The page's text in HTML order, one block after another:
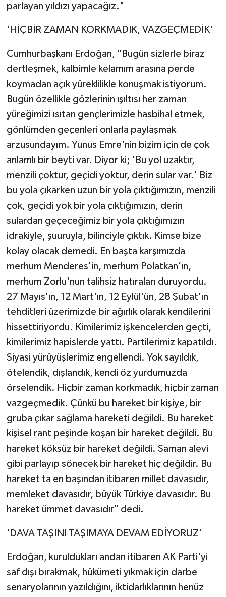
parlayan yıldızı yapacağız."
'HİÇBİR ZAMAN KORKMADIK, VAZGEÇMEDİK'
Cumhurbaşkanı Erdoğan, "Bugün sizlerle biraz
dertleşmek, kalbimle kelamım arasına perde
koymadan açık yüreklilikle konuşmak istiyorum.
Bugün özellikle gözlerinin ışıltısı her zaman
yüreğimizi ısıtan gençlerimizle hasbihal etmek,
gönlümden geçenleri onlarla paylaşmak
arzusundayım. Yunus Emre'nin bizim için de çok
anlamlı bir beyti var. Diyor ki; 'Bu yol uzaktır,
menzili çoktur, geçidi yoktur, derin sular var.' Biz
bu yola çıkarken uzun bir yola çıktığımızın, menzili
çok, geçidi yok bir yola çıktığımızın, derin
sulardan geçeceğimiz bir yola çıktığımızın
idrakiyle, şuuruyla, bilinciyle çıktık. Kimse bize
kolay olacak demedi. En başta karşımızda
merhum Menderes'in, merhum Polatkan’ın,
merhum Zorlu'nun talihsiz hatıraları duruyordu.
27 Mayıs'ın, 12 Mart'ın, 12 Eylül'ün, 28 Şubat'ın
tehditleri üzerimizde bir ağırlık olarak kendilerini
hissettiriyordu. Kimilerimiz işkencelerden geçti,
kimilerimiz hapislerde yattı. Partilerimiz kapatıldı.
Siyasi yürüyüşlerimiz engellendi. Yok sayıldık,
ötelendik, dışlandık, kendi öz yurdumuzda
örselendik. Hiçbir zaman korkmadık, hiçbir zaman
vazgeçmedik. Çünkü bu hareket bir kişiye, bir
gruba çıkar sağlama hareketi değildi. Bu hareket
kişisel rant peşinde koşan bir hareket değildi. Bu
hareket köksüz bir hareket değildi. Saman alevi
gibi parlayıp sönecek bir hareket hiç değildir. Bu
hareket ta en başından itibaren millet davasıdır,
memleket davasıdır, büyük Türkiye davasıdır. Bu
hareket ümmet davasıdır" dedi.
'DAVA TAŞINI TAŞIMAYA DEVAM EDİYORUZ'
Erdoğan, kuruldukları andan itibaren AK Parti'yi
saf dışı bırakmak, hükümeti yıkmak için darbe
senaryolarının yazıldığını, iktidarlıklarının henüz